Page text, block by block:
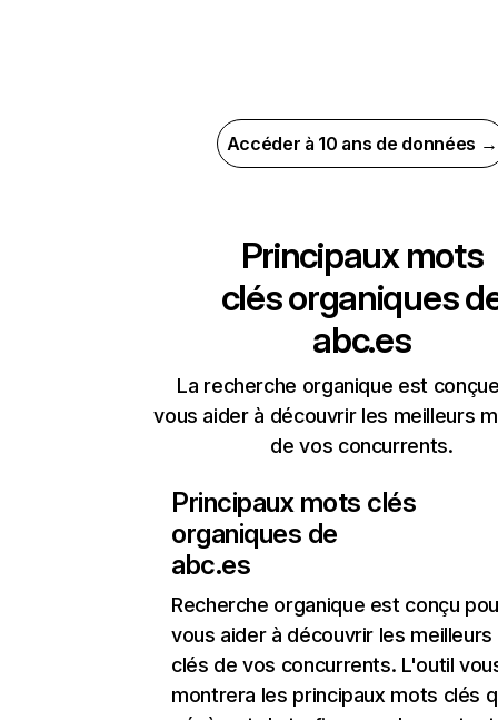
Accéder à 10 ans de données →
Principaux mots
clés organiques
abc.es
La recherche organique est
vous aider à découvrir les meilleurs
de vos concurrents.
Principaux mots clés
organiques de
abc.es
Recherche organique est conçu
vous aider à découvrir les
clés de vos concurrents. L'outil
montrera les principaux mots clés